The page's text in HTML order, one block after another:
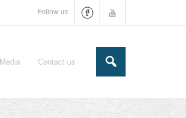
Follow us
Media Contact us